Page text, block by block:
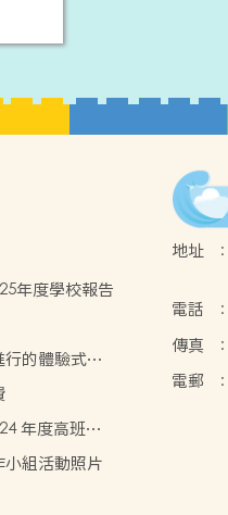
年度學校報告
的體驗式學
2023-2024
年度高班學
位結果
組活動照片
地址 :
電話
:
傳真
:
電郵
: